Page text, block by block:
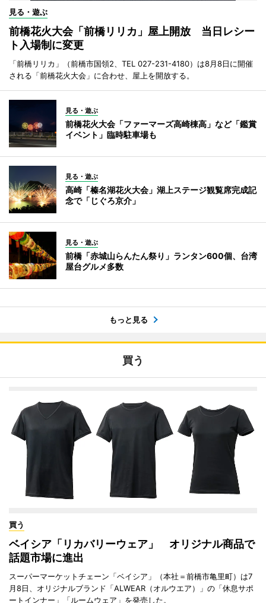
見る・遊ぶ
前橋花火大会「前橋リリカ」屋上開放 当日レシー
ト入場制に変更
「前橋リリカ」（前橋市国領2、TEL 027-231-4180）は8月8日に開催
される「前橋花火大会」に合わせ、屋上を開放する。
見る・遊ぶ
前橋花火大会「ファーマーズ高崎棟高」など「鑑賞
イベント」臨時駐車場も
見る・遊ぶ
高崎「榛名湖花火大会」湖上ステージ観覧席完成記
念で「じぐろ京介」
見る・遊ぶ
前橋「赤城山らんたん祭り」ランタン600個、台湾
屋台グルメ多数
もっと見る
買う
買う
ベイシア「リカバリーウェア」 オリジナル商品で
話題市場に進出
スーパーマーケットチェーン「ベイシア」（本社＝前橋市亀里町）は7
月8日、オリジナルブランド「ALWEAR（オルウエア）」の「休息サポ
ートインナー」「ルームウェア」を発売した。